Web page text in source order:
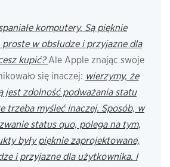
komputery. Są pięknie
w obsłudze i przyjazne dla
kupić? Ale Apple znając swoje
się inaczej: wierzymy, że
jest zdolność podważania statu
trzeba myśleć inaczej. Sposób, w
status quo, polega na tym,
były pięknie zaprojektowane,
i przyjazne dla użytkownika. I